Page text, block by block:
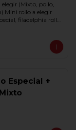
elegir (Mixto, pollo,
Mini rollo a elegir
filadelphia roll,
Especial +